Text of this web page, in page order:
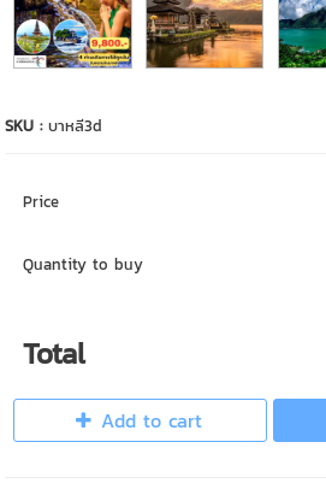
SKU :บาหลี3d
Price
Quantity to buy
Total
Add to cart